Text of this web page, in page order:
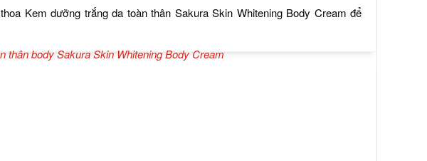
Kem dưỡng trắng da toàn thân Sakura Skin Whitening Body Cream để
thân body Sakura Skin Whitening Body Cream